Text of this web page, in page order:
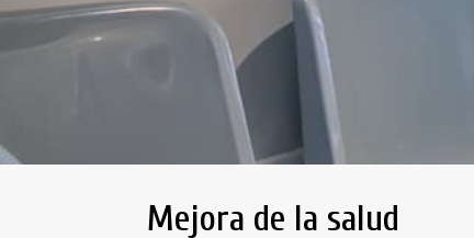
Mejora de la salud